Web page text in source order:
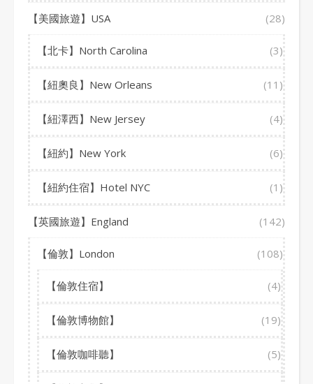
【美國旅遊】USA (28)
【北卡】North Carolina (3)
【紐奧良】New Orleans (11)
【紐澤西】New Jersey (4)
【紐約】New York (6)
【紐約住宿】Hotel NYC (1)
【英國旅遊】England (142)
【倫敦】London (108)
【倫敦住宿】 (4)
【倫敦博物館】 (19)
【倫敦咖啡聽】 (5)